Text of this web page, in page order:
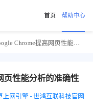
首页 帮助中心
提高网页性能分析的准确性
页性能分析的准确性
上网引擎 - 世鸿互联科技官网